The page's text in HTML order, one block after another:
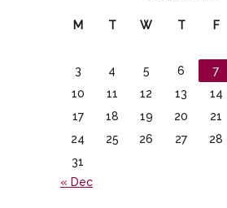
M T W T F
3
4 5 6 7
10
11 12 13 14
17
18 19 20 21
24
25 26 27 28
31
« Dec